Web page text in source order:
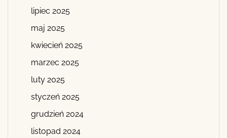
lipiec 2025
maj 2025
kwiecień 2025
marzec 2025
luty 2025
styczeń 2025
grudzień 2024
listopad 2024